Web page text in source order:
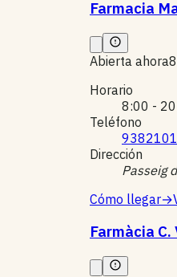
Farmacia
Abierta ahora
Horario
8:00 -
Teléfono
Dirección
Passeig
Cómo llegar→
Farmàcia